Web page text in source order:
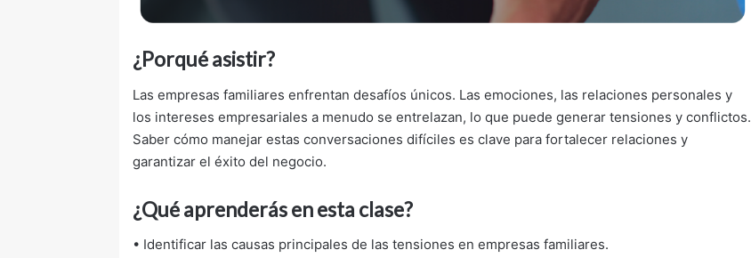
¿Porqué asistir?
Las empresas familiares enfrentan desafíos únicos. Las emociones, las relaciones personales y
los intereses empresariales a menudo se entrelazan, lo que puede generar tensiones y conflictos.
Saber cómo manejar estas conversaciones difíciles es clave para fortalecer relaciones y
garantizar el éxito del negocio.
¿Qué aprenderás en esta clase?
• Identificar las causas principales de las tensiones en empresas familiares.